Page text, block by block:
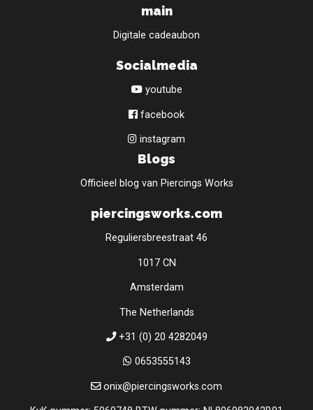
main
Digitale cadeaubon
Socialmedia
youtube
facebook
instagram
Blogs
Officieel blog van Piercings Works
piercingsworks.com
Reguliersbreestraat 46
1017 CN
Amsterdam
The Netherlands
+31 (0) 20 4282049
0653555143
onix@piercingsworks.com